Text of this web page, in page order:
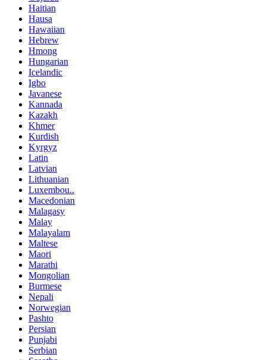
Haitian
Hausa
Hawaiian
Hebrew
Hmong
Hungarian
Icelandic
Igbo
Javanese
Kannada
Kazakh
Khmer
Kurdish
Kyrgyz
Latin
Latvian
Lithuanian
Luxembou..
Macedonian
Malagasy
Malay
Malayalam
Maltese
Maori
Marathi
Mongolian
Burmese
Nepali
Norwegian
Pashto
Persian
Punjabi
Serbian